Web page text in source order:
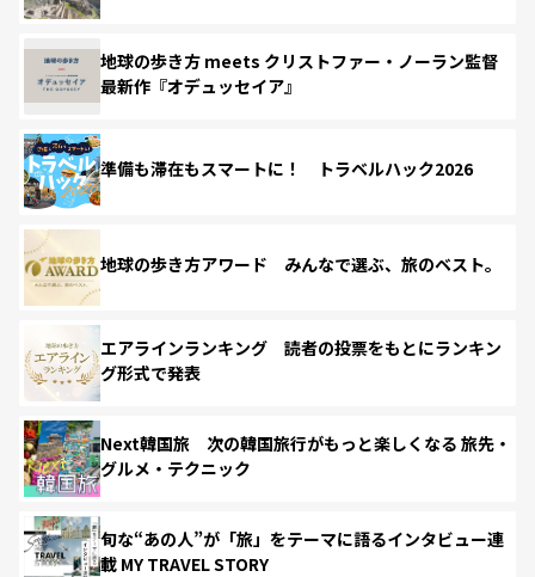
地球の歩き方 meets クリストファー・ノーラン監督
最新作『オデュッセイア』
準備も滞在もスマートに！ トラベルハック2026
地球の歩き方アワード みんなで選ぶ、旅のベスト。
エアラインランキング 読者の投票をもとにランキン
グ形式で発表
Next韓国旅 次の韓国旅行がもっと楽しくなる 旅先・
グルメ・テクニック
旬な“あの人”が「旅」をテーマに語るインタビュー連
載 MY TRAVEL STORY